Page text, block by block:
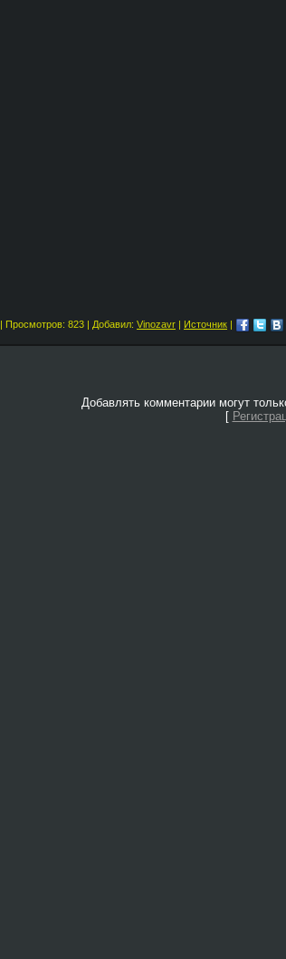
| Просмотров: 823 | Добавил: Vinozavr | Источник |
Добавлять комментарии могут
[